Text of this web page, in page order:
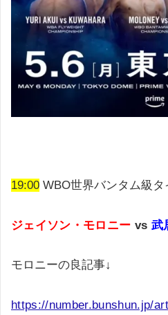
19:00 WBO世界バンタム級タ
ジェイソン・モロニー vs 武
モロニーの良記事↓
https://number.bunshun.jp/